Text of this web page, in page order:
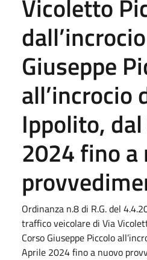
Vicoletto
Giuseppe
all’incrocio
Ippolito,
2024 fino a
Ordinanza n.8 di R.G. del
traffico veicolare di Via
Corso Giuseppe Piccolo
Aprile 2024 fino a nuovo